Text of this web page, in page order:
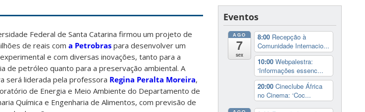
Federal de Santa Catarina firmou um projeto de
de reais com a Petrobras para desenvolver um
e com diversas inovações, tanto para a
de petróleo quanto para a preservação ambiental. A
será liderada pela professora Regina Peralta Moreira,
de Energia e Meio Ambiente do Departamento de
Química e Engenharia de Alimentos, com previsão de
Eventos
AGO
7
sex
8:00 Recepção à
Comunidade Internacio...
10:00 Webpalestra:
‘Informações essenc...
20:00 Cineclube África
no Cinema: ‘Coc...